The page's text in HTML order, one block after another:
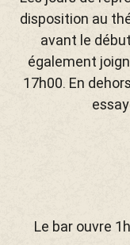
disposition au
avant le
également
17h00. En
Le bar ouvre